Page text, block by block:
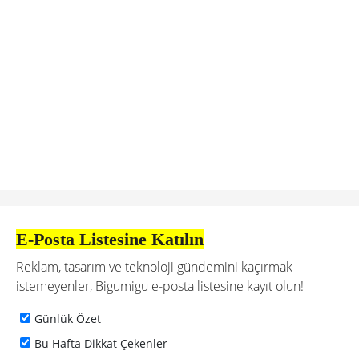
E-Posta Listesine Katılın
Reklam, tasarım ve teknoloji gündemini kaçırmak
istemeyenler, Bigumigu e-posta listesine kayıt olun!
Günlük Özet
Bu Hafta Dikkat Çekenler